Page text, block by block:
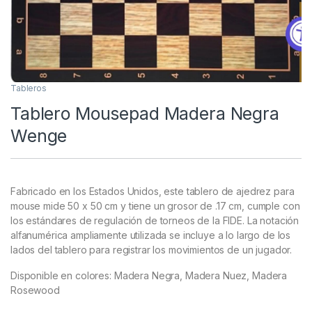
Tableros
Tablero Mousepad Madera Negra
Wenge
Fabricado en los Estados Unidos, este tablero de ajedrez para
mouse mide 50 x 50 cm y tiene un grosor de .17 cm, cumple con
los estándares de regulación de torneos de la FIDE. La notación
alfanumérica ampliamente utilizada se incluye a lo largo de los
lados del tablero para registrar los movimientos de un jugador.
Disponible en colores: Madera Negra, Madera Nuez, Madera
Rosewood